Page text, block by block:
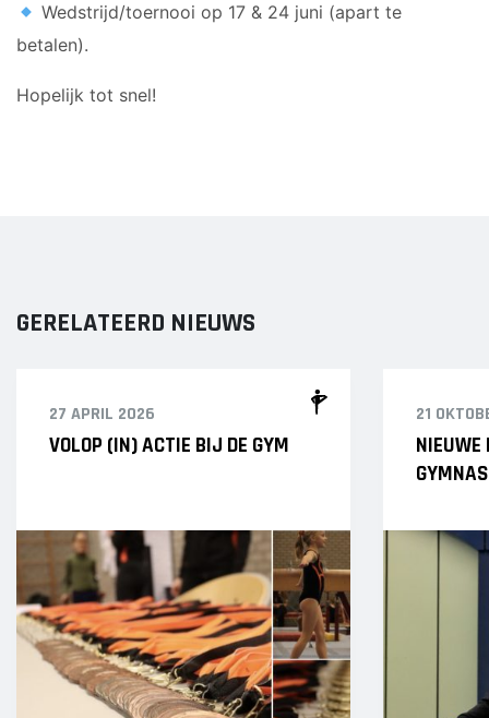
Wedstrijd/toernooi op 17 & 24 juni (apart te
betalen).
Hopelijk tot snel!
GERELATEERD NIEUWS
27 APRIL 2026
VOLOP (IN) ACTIE BIJ DE GYM
21
NIEUWE